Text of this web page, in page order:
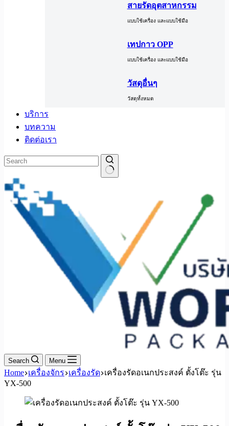
สายรัดอุตสาหกรรม
แบบใช้เครื่อง และแบบใช้มือ
เทปกาว OPP
แบบใช้เครื่อง และแบบใช้มือ
วัสดุอื่นๆ
วัสดุทั้งหมด
บริการ
บทความ
ติดต่อเรา
No
results
Search Menu
Home เครื่องจักร เครื่องรัด เครื่องรัดอเนกประสงค์ ตั้งโต๊ะ รุ่น
YX-500